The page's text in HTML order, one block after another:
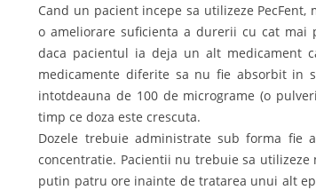
Cand un pacient incepe sa utilizeze
o ameliorare suficienta a durerii cu cat mai
daca pacientul ia deja un alt medicament
medicamente diferite sa nu fie absorbit in
intotdeauna de 100 de micrograme (o
timp ce doza este crescuta.
Dozele trebuie administrate sub forma fie
concentratie. Pacientii nu trebuie sa
putin patru ore inainte de tratarea unui alt